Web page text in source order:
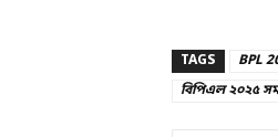
TAGS BPL
বিপিএল ২০২৫